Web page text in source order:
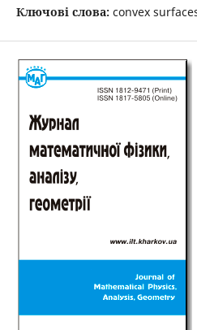
Ключові слова: convex